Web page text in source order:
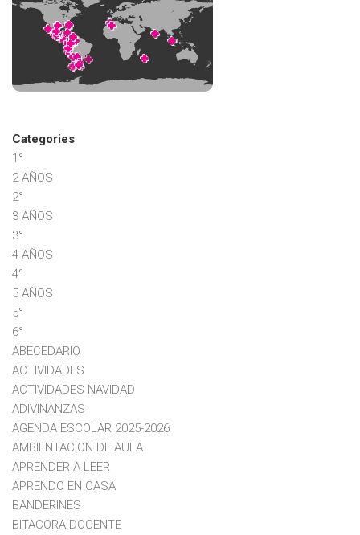
Categories
1°
2 AÑOS
2°
3 AÑOS
3°
4 AÑOS
4°
5 AÑOS
5°
6°
ABECEDARIO
ACTIVIDADES
ACTIVIDADES NAVIDAD
ADIVINANZAS
AGENDA ESCOLAR 2025-2026
AMBIENTACION DE AULA
APRENDER A LEER
APRENDO EN CASA
BANDERINES
BITACORA DOCENTE